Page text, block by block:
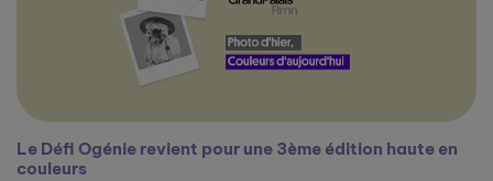
Le Défi Ogénie revient pour une 3ème édition haute en
couleurs